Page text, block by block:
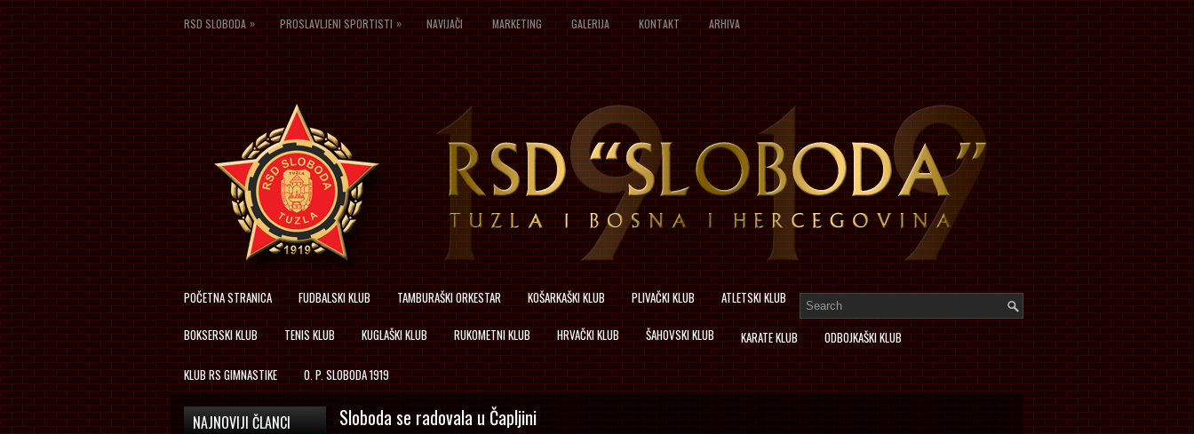
RSD SLOBODA » PROSLAVLJENI SPORTISTI » NAVIJAČI MARKETING GALERIJA KONTAKT ARHIVA
POČETNA STRANICA FUDBALSKI KLUB TAMBURAŠKI ORKESTAR KOŠARKAŠKI KLUB PLIVAČKI KLUB ATLETSKI KLUB
BOKSERSKI KLUB TENIS KLUB KUGLAŠKI KLUB RUKOMETNI KLUB HRVAČKI KLUB ŠAHOVSKI KLUB KARATE KLUB ODBOJKAŠKI KLUB
KLUB RS GIMNASTIKE O. P. SLOBODA 1919
Sloboda se radovala u Čapljini
NAJNOVIJI ČLANCI